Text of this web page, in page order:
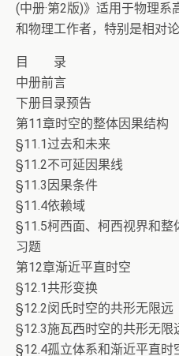
(中册·第2版)》适用于物理
和物理工作者，特别是相对论
目 录
中册前言
下册目录预告
第11章时空的整体因果结构
§11.1过去和未来
§11.2不可延因果线
§11.3因果条件
§11.4依赖域
§11.5柯西面、柯西视界和整
习题
第12章渐近平直时空
§12.1共形变换
§12.2闵氏时空的共形无限远
§12.3施瓦西时空的共形无限
§12.4孤立体系和渐近平直时